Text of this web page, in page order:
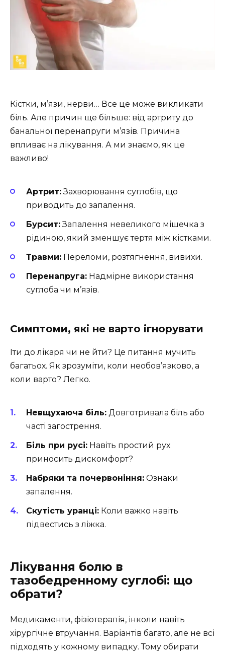
Кістки, м’язи, нерви… Все це може викликати
біль. Але причин ще більше: від артриту до
банальної перенапруги м’язів. Причина
впливає на лікування. А ми знаємо, як це
важливо!
Артрит:Захворювання суглобів, що
приводить до запалення.
Бурсит:Запалення невеликого мішечка з
рідиною, який зменшує тертя між кістками.
Травми: Переломи, розтягнення, вивихи.
Перенапруга: Надмірне використання
суглоба чи м’язів.
Симптоми, які не варто ігнорувати
Іти до лікаря чи не йти? Це питання мучить
багатьох. Як зрозуміти, коли необов’язково, а
коли варто? Легко.
Невщухаюча біль: Довготривала біль або
часті загострення.
Біль при русі: Навіть простий рух
приносить дискомфорт?
Набряки та почервоніння: Ознаки
запалення.
Скутість уранці: Коли важко навіть
підвестись з ліжка.
Лікування болю в
тазобедренному суглобі: що
обрати?
Медикаменти, фізіотерапія, інколи навіть
хірургічне втручання. Варіантів багато, але не всі
підходять у кожному випадку. Тому обирати